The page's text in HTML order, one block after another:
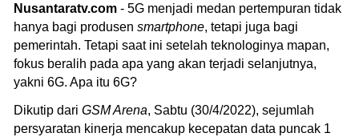
Nusantaratv.com - 5G menjadi medan pertempuran tidak
hanya bagi produsen smartphone, tetapi juga bagi
pemerintah. Tetapi saat ini setelah teknologinya mapan,
fokus beralih pada apa yang akan terjadi selanjutnya,
yakni 6G. Apa itu 6G?
Dikutip dari GSM Arena, Sabtu (30/4/2022), sejumlah
persyaratan kinerja mencakup kecepatan data puncak 1